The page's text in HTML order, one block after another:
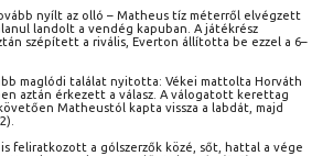
nyílt az olló – Matheus tíz méterről elvégzett
landolt a vendég kapuban. A játékrész
szépített a rivális, Everton állította be ezzel a 6–
maglódi találat nyitotta: Vékei mattolta Horváth
aztán érkezett a válasz. A válogatott kerettag
Matheustól kapta vissza a labdát, majd
is feliratkozott a gólszerzők közé, sőt, hattal a vége